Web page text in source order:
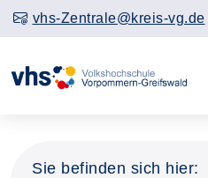
vhs-Zentrale@kreis-vg.de
Sie befinden sich hier: